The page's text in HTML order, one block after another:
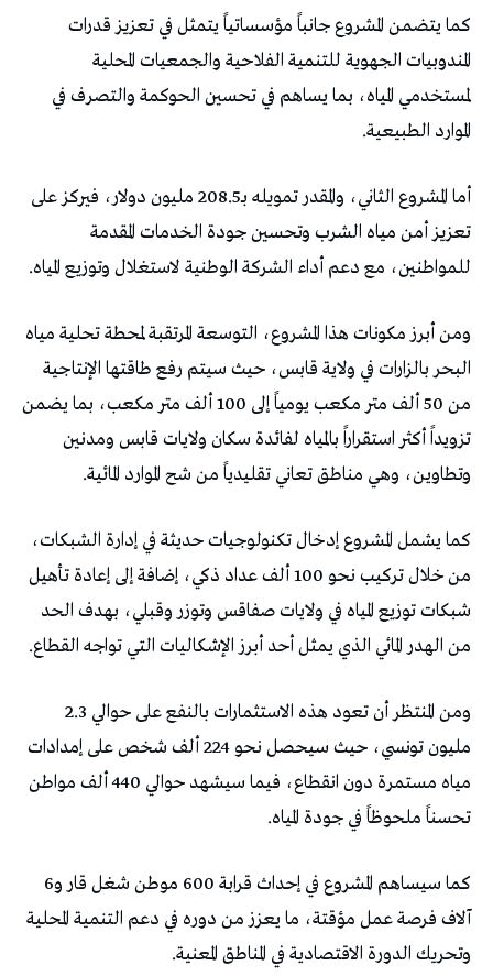
كما يتضمن المشروع جانباً مؤسساتياً يتمثل في تعزيز قدرات
المندوبيات الجهوية للتنمية الفلاحية والجمعيات المحلية
لمستخدمي المياه، بما يساهم في تحسين الحوكمة والتصرف في
الموارد الطبيعية.
أما المشروع الثاني، والمقدر تمويله بـ208.5 مليون دولار، فيركز على
تعزيز أمن مياه الشرب وتحسين جودة الخدمات المقدمة
للمواطنين، مع دعم أداء الشركة الوطنية لاستغلال وتوزيع المياه.
ومن أبرز مكونات هذا المشروع، التوسعة المرتقبة لمحطة تحلية مياه
البحر بالزارات في ولاية قابس، حيث سيتم رفع طاقتها الإنتاجية
من 50 ألف متر مكعب يومياً إلى 100 ألف متر مكعب، بما يضمن
تزويداً أكثر استقراراً بالمياه لفائدة سكان ولايات قابس ومدنين
وتطاوين، وهي مناطق تعاني تقليدياً من شح الموارد المائية.
كما يشمل المشروع إدخال تكنولوجيات حديثة في إدارة الشبكات،
من خلال تركيب نحو 100 ألف عداد ذكي، إضافة إلى إعادة تأهيل
شبكات توزيع المياه في ولايات صفاقس وتوزر وقبلي، بهدف الحد
من الهدر المائي الذي يمثل أحد أبرز الإشكاليات التي تواجه القطاع.
ومن المنتظر أن تعود هذه الاستثمارات بالنفع على حوالي 2.3
مليون تونسي، حيث سيحصل نحو 224 ألف شخص على إمدادات
مياه مستمرة دون انقطاع، فيما سيشهد حوالي 440 ألف مواطن
تحسناً ملحوظاً في جودة المياه.
كما سيساهم المشروع في إحداث قرابة 600 موطن شغل قار و6
آلاف فرصة عمل مؤقتة، ما يعزز من دوره في دعم التنمية المحلية
وتحريك الدورة الاقتصادية في المناطق المعنية.